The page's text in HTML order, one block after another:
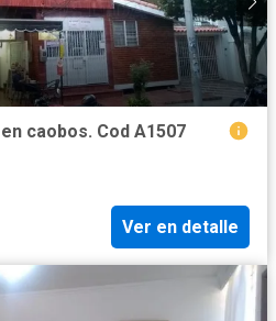
caobos. Cod A1507
Ver en detalle